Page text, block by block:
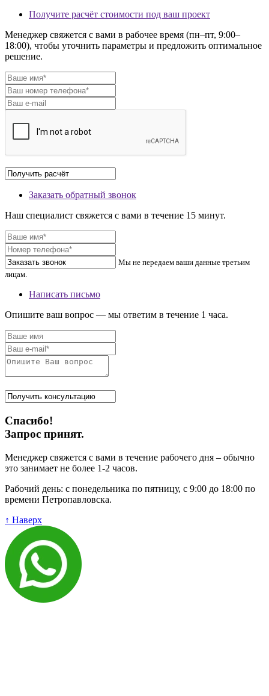
Получите расчёт стоимости под ваш проект
Менеджер свяжется с вами в рабочее время (пн–пт, 9:00–
18:00), чтобы уточнить параметры и предложить оптимальное
решение.
Заказать обратный звонок
Наш специалист свяжется с вами в течение 15 минут.
Мы не передаем ваши данные третьим
лицам.
Написать письмо
Опишите ваш вопрос — мы ответим в течение 1 часа.
Спасибо!
Запрос принят.
Менеджер свяжется с вами в течение рабочего дня – обычно
это занимает не более 1-2 часов.
Рабочий день: с понедельника по пятницу, с 9:00 до 18:00 по
времени Петропавловска.
↑ Наверх